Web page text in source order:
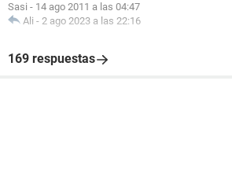
Sasi - 14 ago 2011 a las 04:47
Ali - 2 ago 2023 a las 22:16
169 respuestas